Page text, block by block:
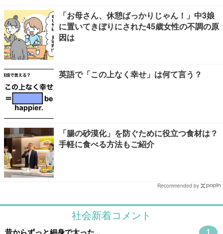
「お母さん、休憩ばっかりじゃん！」中3娘
に置いてきぼりにされた45歳女性の不調の原
因は
英語で「この上なく幸せ」は何て言う？
「腸の砂漠化」を防ぐために役立つ食材は？
手軽に食べる方法もご紹介
Recommended by